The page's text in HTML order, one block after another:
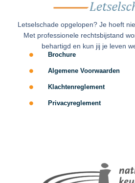
Letselschade opgelopen? Je hoeft
Met professionele rechtsbijstand
behartigd en kun jij je leven
Brochure
Algemene Voorwaarden
Klachtenreglement
Privacyreglement